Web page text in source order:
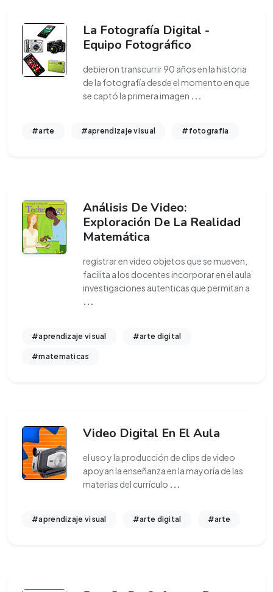
La Fotografía Digital -
Equipo Fotográfico
debieron transcurrir 90 años en la historia
de la fotografía desde el momento en que
se captó la primera imagen ...
#arte #aprendizaje visual #fotografia
Análisis De Video:
Exploración De La Realidad
Matemática
registrar en video objetos que se mueven,
facilita a los docentes incorporar en el aula
investigaciones autenticas que permitan a
...
#aprendizaje visual #arte digital
#matematicas
Video Digital En El Aula
el uso y la producción de clips de video
apoyan la enseñanza en la mayoría de las
materias del currículo ...
#aprendizaje visual #arte digital #arte